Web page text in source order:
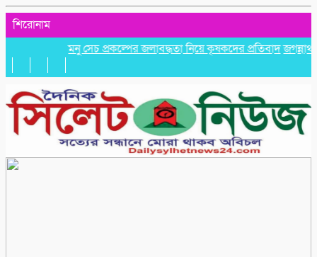
শিরোনাম
মনু সেচ প্রকল্পের জলাবদ্ধতা নিয়ে কৃষকদের প্রতিবাদজগন্নাথপুরে